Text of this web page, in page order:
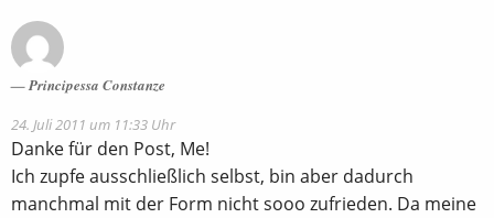
Principessa Constanze
24. Juli 2011 um 11:33 Uhr
Danke für den Post, Me!
Ich zupfe ausschließlich selbst, bin aber dadurch
manchmal mit der Form nicht sooo zufrieden. Da meine